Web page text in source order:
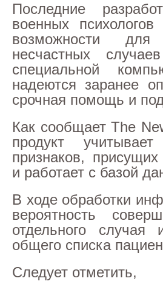
Последние
военных
возможности для
несчастных
специальной
надеются заранее
срочная помощь и
Как сообщает The
продукт
признаков,
и работает с базой
В ходе обработки
вероятность
отдельного
общего списка
Следует отметить,